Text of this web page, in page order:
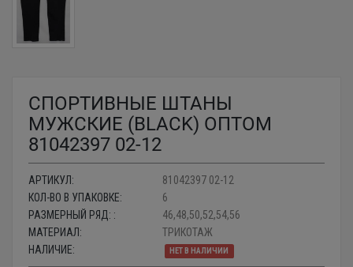
СПОРТИВНЫЕ ШТАНЫ
МУЖСКИЕ (BLACK) ОПТОМ
81042397 02-12
АРТИКУЛ:
81042397 02-12
КОЛ-ВО В УПАКОВКЕ:
6
РАЗМЕРНЫЙ РЯД: :
46,48,50,52,54,56
МАТЕРИАЛ:
ТРИКОТАЖ
НАЛИЧИЕ:
НЕТ В НАЛИЧИИ